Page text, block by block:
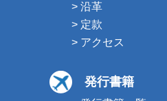
> 沿革
> 定款
> アクセス
発行書籍